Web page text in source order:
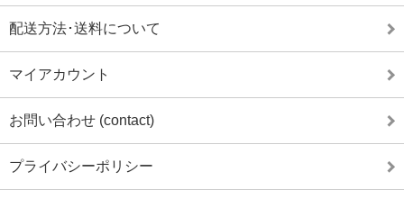
配送方法･送料について
マイアカウント
お問い合わせ (contact)
プライバシーポリシー